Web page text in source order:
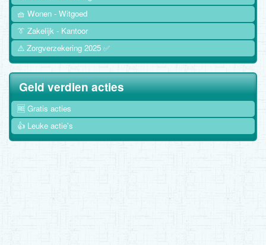
🧺 Wonen - Witgoed
👔 Zakelijk - Kantoor
⚠️ Zorgverzekering 2025 ✅
Geld verdien acties
🆓 Gratis acties
👍 Leuke actie's